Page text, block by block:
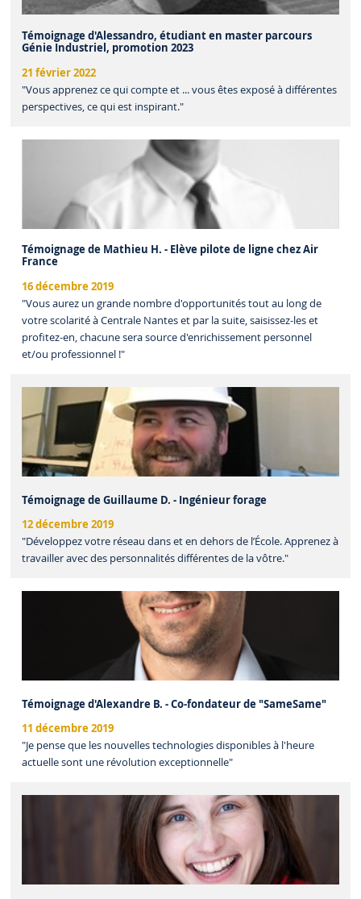
Témoignage d'Alessandro, étudiant en master parcours
Génie Industriel, promotion 2023
21 février 2022
"Vous apprenez ce qui compte et ... vous êtes exposé à différentes
perspectives, ce qui est inspirant."
Témoignage de Mathieu H. - Elève pilote de ligne chez Air
France
16 décembre 2019
"Vous aurez un grande nombre d'opportunités tout au long de
votre scolarité à Centrale Nantes et par la suite, saisissez-les et
profitez-en, chacune sera source d'enrichissement personnel
et/ou professionnel !"
Témoignage de Guillaume D. - Ingénieur forage
12 décembre 2019
"Développez votre réseau dans et en dehors de l’École. Apprenez à
travailler avec des personnalités différentes de la vôtre."
Témoignage d'Alexandre B. - Co-fondateur de "SameSame"
11 décembre 2019
"Je pense que les nouvelles technologies disponibles à l'heure
actuelle sont une révolution exceptionnelle"